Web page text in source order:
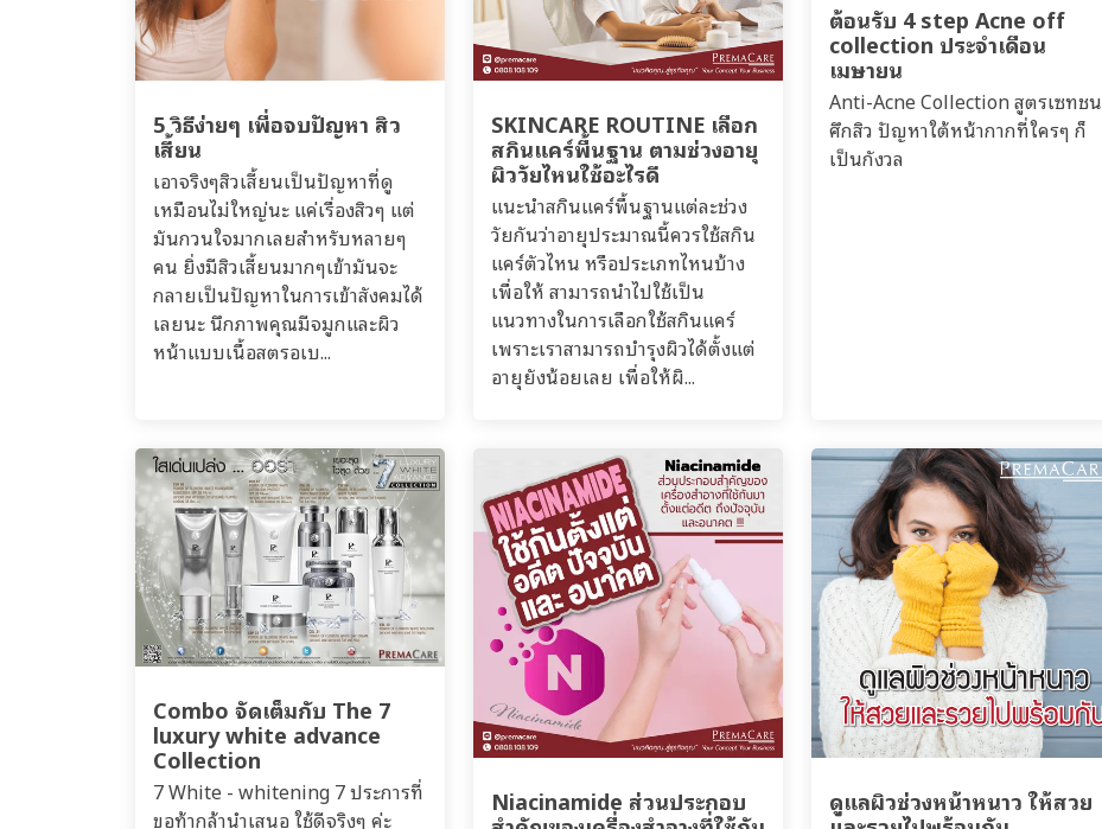
5 วิธีง่ายๆ เพื่อจบปัญหา สิว
เสี้ยน
เอาจริงๆสิวเสี้ยนเป็นปัญหาที่ดู
เหมือนไม่ใหญ่นะ แค่เรื่องสิวๆ แต่
มันกวนใจมากเลยสำหรับหลายๆ
คน ยิ่งมีสิวเสี้ยนมากๆเข้ามันจะ
กลายเป็นปัญหาในการเข้าสังคมได้
เลยนะ นึกภาพคุณมีจมูกและผิว
หน้าแบบเนื้อสตรอเบ...
SKINCARE ROUTINE เลือก
สกินแคร์พื้นฐาน ตามช่วงอายุ
ผิววัยไหนใช้อะไรดี
แนะนำสกินแคร์พื้นฐานแต่ละช่วง
วัยกันว่าอายุประมาณนี้ควรใช้สกิน
แคร์ตัวไหน หรือประเภทไหนบ้าง
เพื่อให้ สามารถนำไปใช้เป็น
แนวทางในการเลือกใช้สกินแคร์
เพราะเราสามารถบำรุงผิวได้ตั้งแต่
อายุยังน้อยเลย เพื่อให้ผิ...
ต้อนรับ 4 step Acne off
collection ประจำเดือน
เมษายน
Anti-Acne Collection สูตรเซทชน
ศึกสิว ปัญหาใต้หน้ากากที่ใครๆ ก็
เป็นกังวล
Combo จัดเต็มกับ The 7
luxury white advance
Collection
7 White - whitening 7 ประการที่
ขอท้ากล้านำเสนอ ใช้ดีจริงๆ ค่ะ
Niacinamide ส่วนประกอบ ดูแลผิวช่วงหน้าหนาว ให้สวย